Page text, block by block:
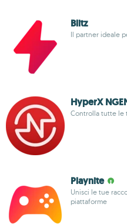
Blitz
Il partner ideale
HyperX
Controlla tutte le
Playnite
Unisci le tue
piattaforme